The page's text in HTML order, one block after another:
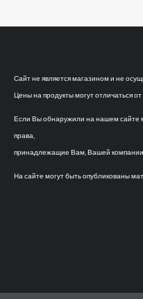
Сайт не является магазином и не
Цены на продукты могут отличаться от
Если Вы обнаружили на нашем сайте
права,
принадлежащие Вам, Вашей компании
На сайте могут быть опубликованы